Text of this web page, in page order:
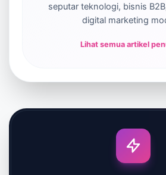
seputar teknologi, bisnis
digital marketing
Lihat semua artikel